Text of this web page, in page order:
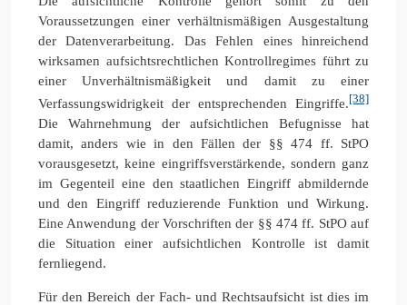
Voraussetzungen einer verhältnismäßigen Ausgestaltung
der Datenverarbeitung. Das Fehlen eines hinreichend
wirksamen aufsichtsrechtlichen Kontrollregimes führt zu
einer Unverhältnismäßigkeit und damit zu einer
Verfassungswidrigkeit der entsprechenden Eingriffe.[38]
Die Wahrnehmung der aufsichtlichen Befugnisse hat
damit, anders wie in den Fällen der §§ 474 ff. StPO
vorausgesetzt, keine eingriffsverstärkende, sondern ganz
im Gegenteil eine den staatlichen Eingriff abmildernde
und den Eingriff reduzierende Funktion und Wirkung.
Eine Anwendung der Vorschriften der §§ 474 ff. StPO auf
die Situation einer aufsichtlichen Kontrolle ist damit
fernliegend.
Für den Bereich der Fach- und Rechtsaufsicht ist dies im